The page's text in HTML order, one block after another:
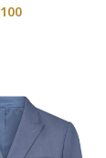
100